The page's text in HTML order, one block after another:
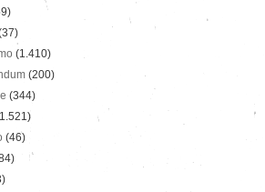
(1.410)
(200)
(344)
(46)